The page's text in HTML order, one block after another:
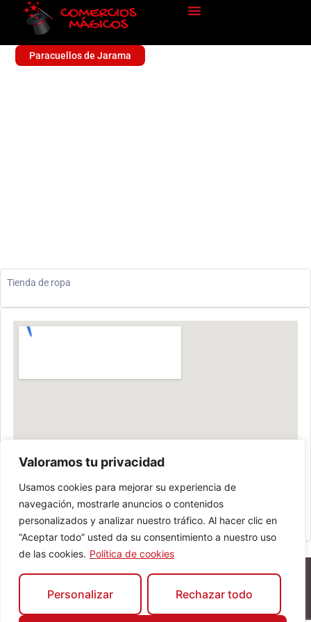
Valoramos tu privacidad
Usamos cookies para mejorar su experiencia de
navegación, mostrarle anuncios o contenidos
personalizados y analizar nuestro tráfico. Al hacer clic en
“Aceptar todo” usted da su consentimiento a nuestro uso
de las cookies. Política de cookies
Personalizar Rechazar todo
Paracuellos de Jarama
Tienda de ropa